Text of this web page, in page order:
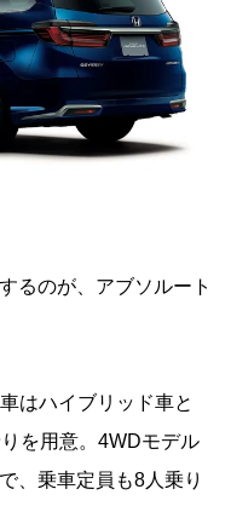
るのが、アブソルート
はハイブリッド車と
を用意。4WDモデル
、乗車定員も8人乗り